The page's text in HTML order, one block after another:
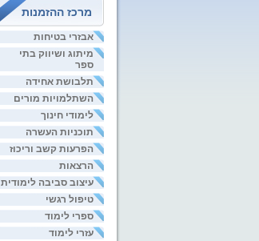
מרכז ההזמנות
אבזרי בטיחות
מיתוג ושיווק בתי
ספר
תלבושת אחידה
השתלמויות מורים
לימודי חינוך
תוכניות העשרה
הפרעות קשב וריכוז
הרצאות
עיצוב סביבה לימודית
טיפול רגשי
ספרי לימוד
עזרי לימוד